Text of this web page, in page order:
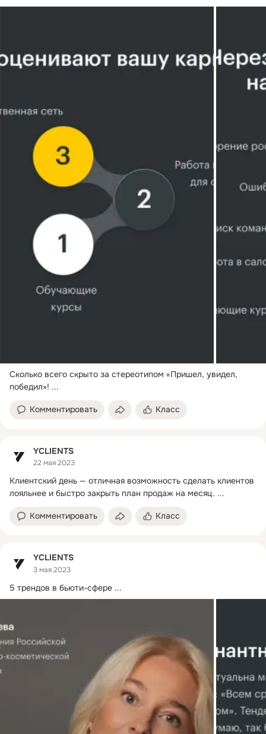
Сколько всего скрыто за стереотипом «Пришел, увидел,
победил»! ...
Комментировать Класс
YCLIENTS
22 мая 2023
Клиентский день — отличная возможность сделать клиентов
лояльнее и быстро закрыть план продаж на месяц. ...
Комментировать Класс
YCLIENTS
3 мая 2023
5 трендов в бьюти-сфере ...